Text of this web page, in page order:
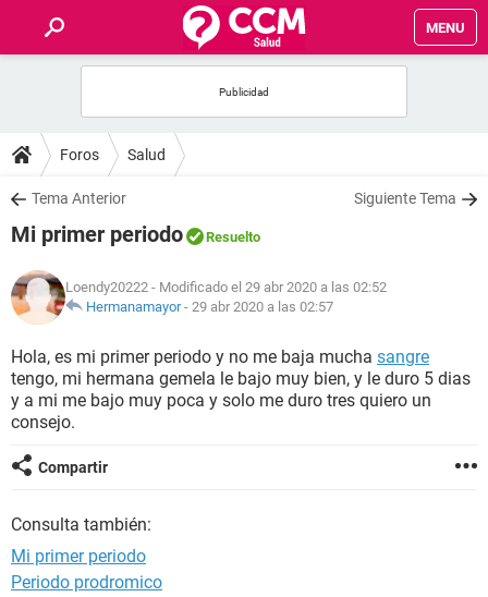
MENU
FOROS
SALUD
FAMILIA
NUTRICIÓN
BIENESTAR
SEXUALIDAD
GLOSARIO
Foros Salud
Tema Anterior Siguiente Tema
Mi primer periodo Resuelto
Loendy20222 - Modificado el 29 abr 2020 a las 02:52
Hermanamayor- 29 abr 2020 a las 02:57
Hola, es mi primer periodo y no me baja mucha sangre
tengo, mi hermana gemela le bajo muy bien, y le duro 5 dias
y a mi me bajo muy poca y solo me duro tres quiero un
consejo.
Compartir
Consulta también:
Mi primer periodo
Periodo prodromico